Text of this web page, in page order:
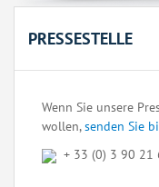
PRESSESTELLE
Wenn Sie unsere
wollen,senden Sie
+ 33 (0) 3 90 21